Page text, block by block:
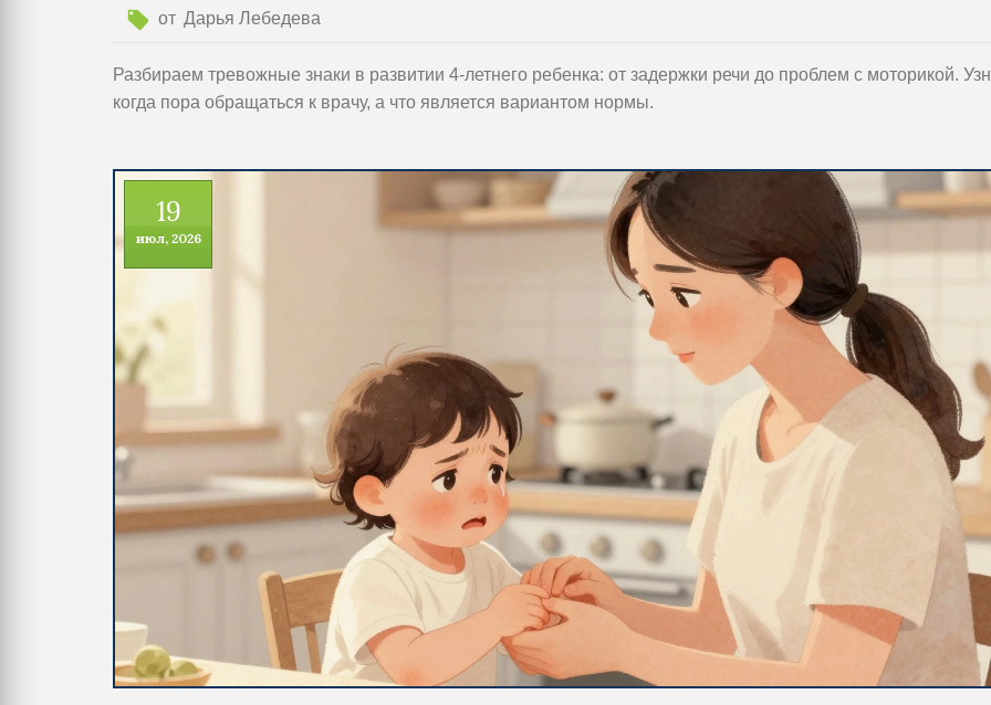
от Дарья Лебедева
Разбираем тревожные знаки в развитии 4-летнего ребенка: от задержки речи до проблем с моторикой.
когда пора обращаться к врачу, а что является вариантом нормы.
19
июл, 2026